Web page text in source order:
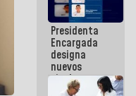
Presidenta
Encargada
designa
nuevos
titulares en